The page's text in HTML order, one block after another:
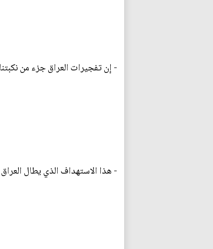
- إن تفجيرات العراق جزء من
- هذا الاستهداف الذي يطال